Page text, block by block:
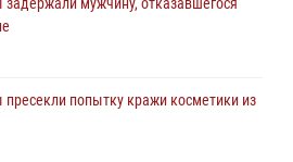
инструктаж по
для членов избирательных
мужчину, не оплатившего счет в
попытку кражи косметики из